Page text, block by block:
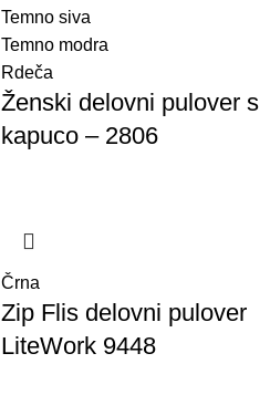
Temno siva
Temno modra
Rdeča
Ženski delovni pulover s
kapuco – 2806
Črna
Zip Flis delovni pulover
LiteWork 9448